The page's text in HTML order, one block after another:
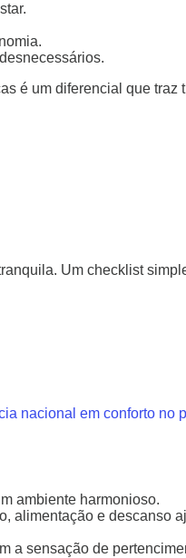
é um diferencial que traz
Um checklist
nacional em conforto no
ambiente harmonioso.
alimentação e descanso
a sensação de